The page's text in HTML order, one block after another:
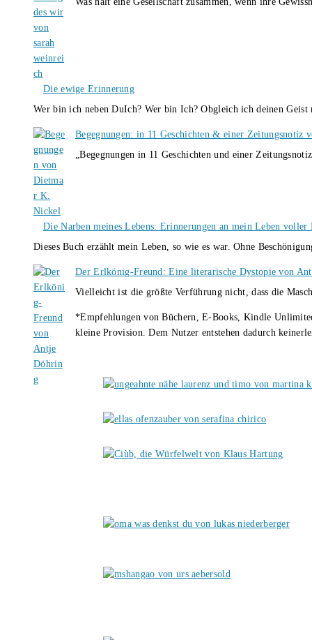
Die ewige Erinnerung
Wer bin ich neben DuIch? Wer bin Ich? Obgleich ich deinen
Begegnungen: in 11 Geschichten & einer Zeitungsnotiz
„Begegnungen in 11 Geschichten und einer
Die Narben meines Lebens: Erinnerungen an mein Leben
Dieses Buch erzählt mein Leben, so wie es war. Ohne
Der Erlkönig-Freund: Eine literarische Dystopie von
Vielleicht ist die größte Verführung nicht, dass die
*Empfehlungen von Büchern, E-Books, Kindle
kleine Provision. Dem Nutzer entstehen dadurch